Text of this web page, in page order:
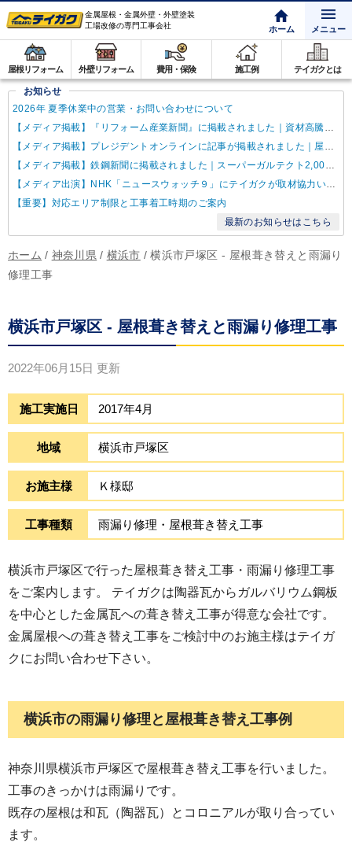
金属屋根・金属外壁・外壁塗装
工場改修の専門工事会社
ホーム メニュー
屋根リフォーム 外壁リフォーム 費用・保険 施工例 テイガクとは
お知らせ
2026年 夏季休業中の営業・お問い合わせについて
【メディア掲載】『リフォーム産業新聞』に掲載されました｜資材高騰・納期遅延に対するテイガクの取り組み
【メディア掲載】プレジデントオンラインに記事が掲載されました｜屋根点検商法について解説
【メディア掲載】鉄鋼新聞に掲載されました｜スーパーガルテクト2,000万㎡達成
【メディア出演】NHK「ニュースウォッチ９」にテイガクが取材協力いたしました
【重要】対応エリア制限と工事着工時期のご案内
最新のお知らせはこちら
ホーム / 神奈川県 / 横浜市 / 横浜市戸塚区 - 屋根葺き替えと雨漏り
修理工事
横浜市戸塚区 - 屋根葺き替えと雨漏り修理工事
2022年06月15日 更新
施工実施日 2017年4月
地域 横浜市戸塚区
お施主様 Ｋ様邸
工事種類 雨漏り修理・屋根葺き替え工事
横浜市戸塚区で行った屋根葺き替え工事・雨漏り修理工事
をご案内します。 テイガクは陶器瓦からガルバリウム鋼板
を中心とした金属瓦への葺き替え工事が得意な会社です。
金属屋根への葺き替え工事をご検討中のお施主様はテイガ
クにお問い合わせ下さい。
横浜市の雨漏り修理と屋根葺き替え工事例
神奈川県横浜市戸塚区で屋根葺き替え工事を行いました。
工事のきっかけは雨漏りです。
既存の屋根は和瓦（陶器瓦）とコロニアルが取り合ってい
ます。